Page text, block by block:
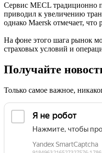
Сервис MECL традиционно
приводил к увеличению
однако Maersk отмечает, что
На фоне этого шага рынок
страховых условий и
Получайте
Только самое важное,